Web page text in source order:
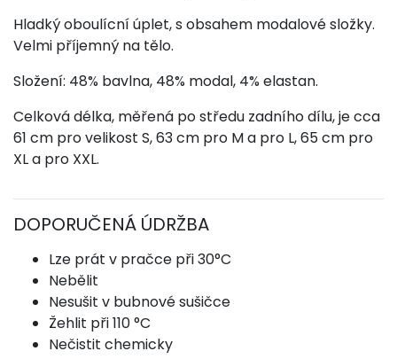
Hladký oboulícní úplet, s obsahem modalové složky.
Velmi příjemný na tělo.
Složení: 48% bavlna, 48% modal, 4% elastan.
Celková délka, měřená po středu zadního dílu, je cca
61 cm pro velikost S, 63 cm pro M a pro L, 65 cm pro
XL a pro XXL.
DOPORUČENÁ ÚDRŽBA
Lze prát v pračce při 30°C
Nebělit
Nesušit v bubnové sušičce
Žehlit při 110 °C
Nečistit chemicky